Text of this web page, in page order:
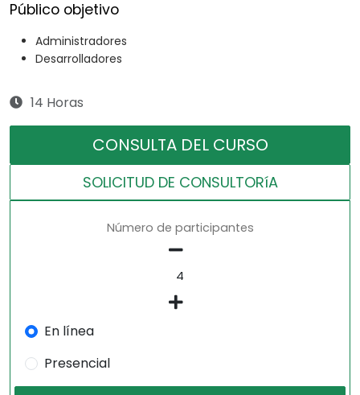
Público objetivo
Administradores
Desarrolladores
14 Horas
CONSULTA DEL CURSO
SOLICITUD DE CONSULTORíA
Número de participantes
En línea
Presencial